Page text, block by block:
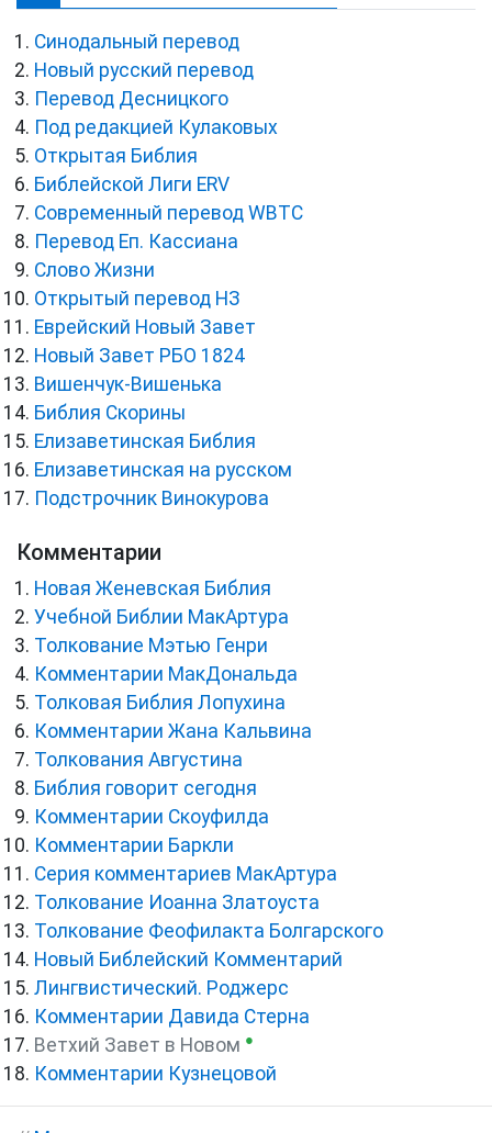
Синодальный перевод
Новый русский перевод
Перевод Десницкого
Под редакцией Кулаковых
Открытая Библия
Библейской Лиги ERV
Cовременный перевод WBTC
Перевод Еп. Кассиана
Слово Жизни
Открытый перевод НЗ
Еврейский Новый Завет
Новый Завет РБО 1824
Вишенчук-Вишенька
Библия Скорины
Елизаветинская Библия
Елизаветинская на русском
Подстрочник Винокурова
Комментарии
Новая Женевская Библия
Учебной Библии МакАртура
Толкование Мэтью Генри
Комментарии МакДональда
Толковая Библия Лопухина
Комментарии Жана Кальвина
Толкования Августина
Библия говорит сегодня
Комментарии Скоуфилда
Комментарии Баркли
Серия комментариев МакАртура
Толкование Иоанна Златоуста
Толкование Феофилакта Болгарского
Новый Библейский Комментарий
Лингвистический. Роджерс
Комментарии Давида Стерна
Ветхий Завет в Новом ●
Комментарии Кузнецовой